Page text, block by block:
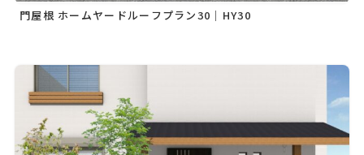
門屋根 ホームヤードルーフプラン30｜HY30